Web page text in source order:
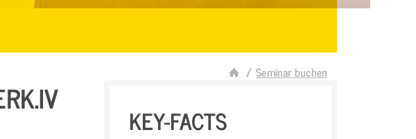
Seminar buchen
I
KEY-FACTS